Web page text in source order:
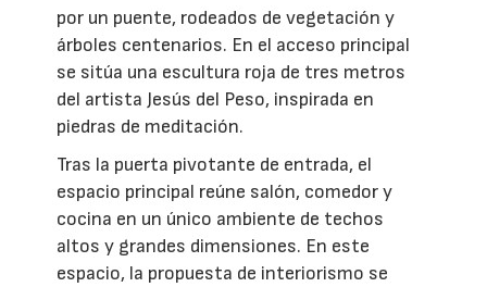
por un puente, rodeados de vegetación y
árboles centenarios. En el acceso principal
se sitúa una escultura roja de tres metros
del artista Jesús del Peso, inspirada en
piedras de meditación.
Tras la puerta pivotante de entrada, el
espacio principal reúne salón, comedor y
cocina en un único ambiente de techos
altos y grandes dimensiones. En este
espacio, la propuesta de interiorismo se